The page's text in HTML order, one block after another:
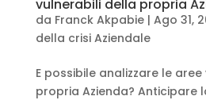
vulnerabili della propria
da Franck Akpabie| Ago 31,
della crisi Aziendale
E possibile analizzare le
propria Azienda? Anticipare